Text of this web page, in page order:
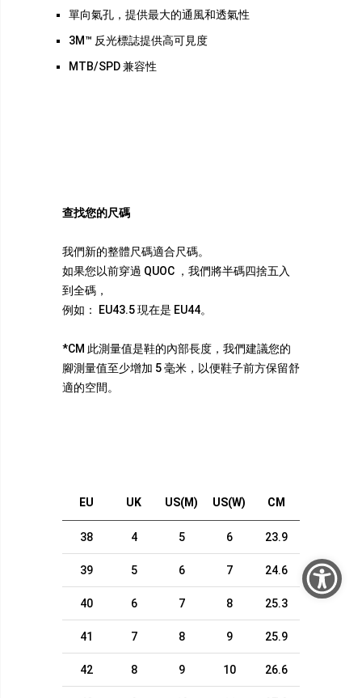
單向氣孔，提供最大的通風和透氣性
3M™ 反光標誌提供高可見度
MTB/SPD 兼容性
EU UK US(M) US(W) CM
38 4 5 6 23.9
39 5 6 7 24.6
40 6 7 8 25.3
41 7 8 9 25.9
42 8 9 10 26.6
查找您的尺碼
我們新的整體尺碼適合尺碼。
如果您以前穿過 QUOC ，我們將半碼四捨五入
到全碼，
例如： EU43.5 現在是 EU44。
*CM 此測量值是鞋的內部長度，我們建議您的
腳測量值至少增加 5 毫米，以便鞋子前方保留舒
適的空間。